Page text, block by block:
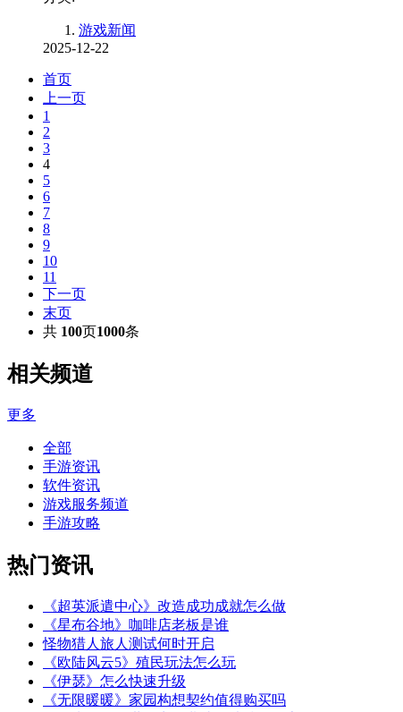
游戏新闻
2025-12-22
首页
上一页
1
2
3
4
5
6
7
8
9
10
11
下一页
末页
共 100页1000条
相关频道
更多
全部
手游资讯
软件资讯
游戏服务频道
手游攻略
热门资讯
《超英派遣中心》改造成功成就怎么做
《星布谷地》咖啡店老板是谁
怪物猎人旅人测试何时开启
《欧陆风云5》殖民玩法怎么玩
《伊瑟》怎么快速升级
《无限暖暖》家园构想契约值得购买吗